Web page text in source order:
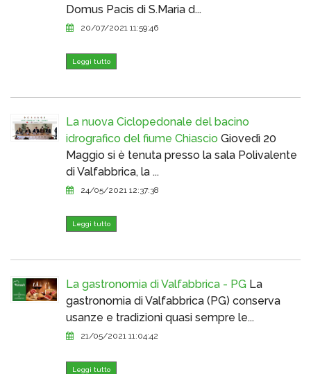
Domus Pacis di S.Maria d...
20/07/2021 11:59:46
Leggi tutto
La nuova Ciclopedonale del bacino
idrografico del fiume Chiascio Giovedì 20
Maggio si è tenuta presso la sala Polivalente
di Valfabbrica, la ...
24/05/2021 12:37:38
Leggi tutto
La gastronomia di Valfabbrica - PG La
gastronomia di Valfabbrica (PG) conserva
usanze e tradizioni quasi sempre le...
21/05/2021 11:04:42
Leggi tutto